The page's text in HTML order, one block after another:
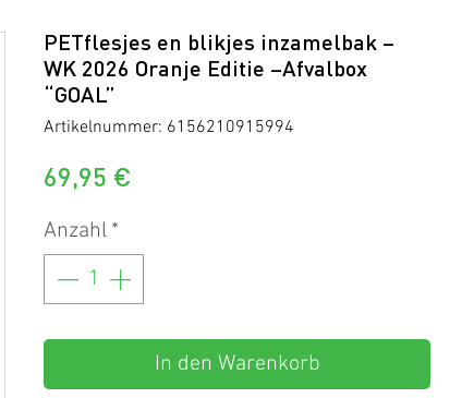
PETflesjes en blikjes inzamelbak –
WK 2026 Oranje Editie –Afvalbox
“GOAL”
Artikelnummer: 6156210915994
69,95 €
Anzahl *
In den Warenkorb